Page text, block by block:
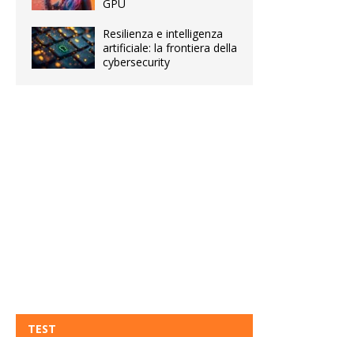
GPU
Resilienza e intelligenza
artificiale: la frontiera della
cybersecurity
TEST